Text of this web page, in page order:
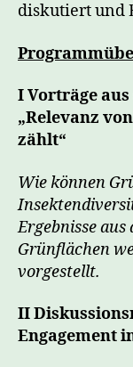
diskutiert und
I Vorträge
„Relevanz
zählt“
Wie können
Ergebnisse
Grünflächen
vorgestellt.
II
Engagement